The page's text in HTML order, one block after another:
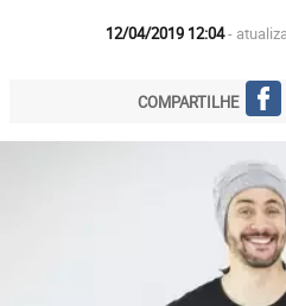
12/04/2019 12:04-
COMPARTILHE